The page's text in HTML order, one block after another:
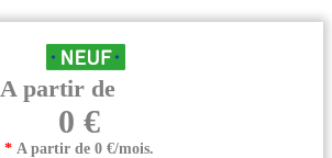
A partir de
0 €
* A partir de 0 €/mois.